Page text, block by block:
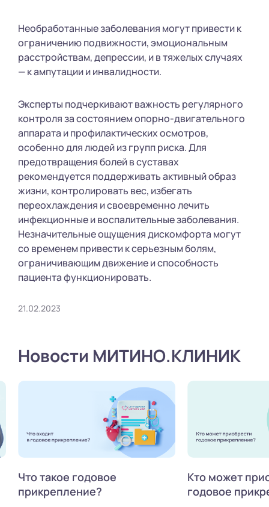
Необработанные заболевания могут привести к
ограничению подвижности, эмоциональным
расстройствам, депрессии, и в тяжелых случаях
— к ампутации и инвалидности.
Эксперты подчеркивают важность регулярного
контроля за состоянием опорно-двигательного
аппарата и профилактических осмотров,
особенно для людей из групп риска. Для
предотвращения болей в суставах
рекомендуется поддерживать активный образ
жизни, контролировать вес, избегать
переохлаждения и своевременно лечить
инфекционные и воспалительные заболевания.
Незначительные ощущения дискомфорта могут
со временем привести к серьезным болям,
ограничивающим движение и способность
пациента функционировать.
21.02.2023
Новости МИТИНО.КЛИНИК
годовое
Кто может приобрести
годовое прикрепление?